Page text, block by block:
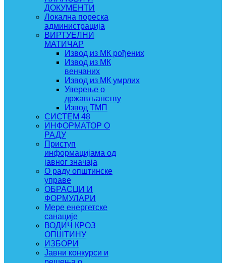
ДОКУМЕНТИ
Локална пореска
администрација
ВИРТУЕЛНИ
МАТИЧАР
Извод из МК рођених
Извод из МК
венчаних
Извод из МК умрлих
Уверење о
држављанству
Извод ТМП
СИСТЕМ 48
ИНФОРМАТОР О
РАДУ
Приступ
информацијама од
јавног значаја
О раду општинске
управе
ОБРАСЦИ И
ФОРМУЛАРИ
Мере енергетске
санације
ВОДИЧ КРОЗ
ОПШТИНУ
ИЗБОРИ
Јавни конкурси и